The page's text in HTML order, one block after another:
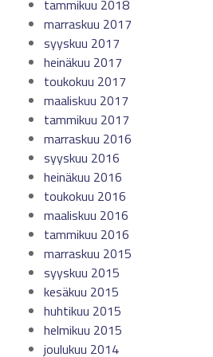
tammikuu 2018
marraskuu 2017
syyskuu 2017
heinäkuu 2017
toukokuu 2017
maaliskuu 2017
tammikuu 2017
marraskuu 2016
syyskuu 2016
heinäkuu 2016
toukokuu 2016
maaliskuu 2016
tammikuu 2016
marraskuu 2015
syyskuu 2015
kesäkuu 2015
huhtikuu 2015
helmikuu 2015
joulukuu 2014